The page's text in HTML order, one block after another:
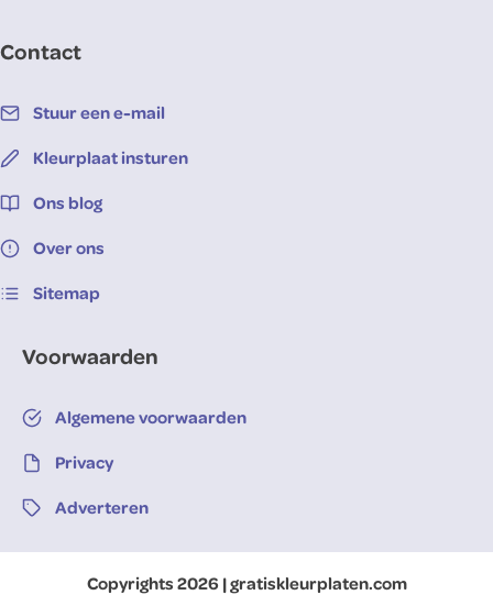
Contact
Stuur een e-mail
Kleurplaat insturen
Ons blog
Over ons
Sitemap
Voorwaarden
Algemene voorwaarden
Privacy
Adverteren
Copyrights 2026 | gratiskleurplaten.com